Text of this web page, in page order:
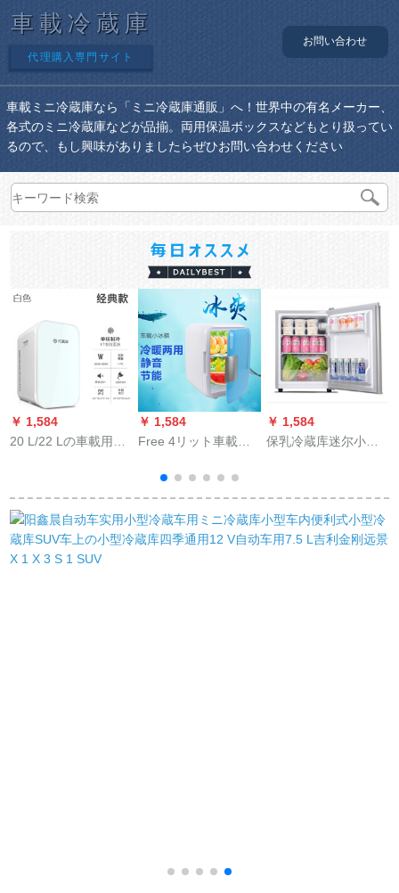
車載冷蔵庫
代理購入専門サイト
お問い合わせ
車載ミニ冷蔵庫なら「ミニ冷蔵庫通販」へ！世界中の有名メーカー、
各式のミニ冷蔵庫などが品揃。両用保温ボックスなどもとり扱ってい
るので、もし興味がありましたらぜひお問い合わせください
￥ 1,584
20 L/22 Lの車載用小
学生用乗用車の兼用
22 Lアタッチメント
用
￥ 1,584
Free 4リット車載冷
蔵庫4 L車家兼用小型
寮家庭用冷蔵庫4リッ
トカート用
￥ 1,584
保乳冷蔵库迷尔小形
蔵库の小型电気冷冻
库の保冷库の赤ちゃ
んちゃんの保乳冷蔵